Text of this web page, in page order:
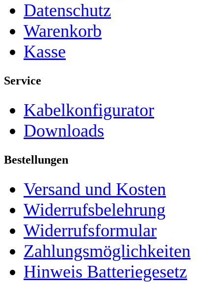
Datenschutz
Warenkorb
Kasse
Service
Kabelkonfigurator
Downloads
Bestellungen
Versand und Kosten
Widerrufsbelehrung
Widerrufsformular
Zahlungsmöglichkeiten
Hinweis Batteriegesetz